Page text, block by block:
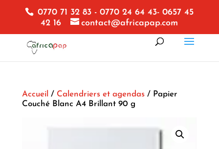
0770 71 32 83 - 0770 24 64 43- 0657 45
42 16
contact@africapap.com
Accueil / Calendriers et agendas/ Papier
Couché Blanc A4 Brillant 90 g